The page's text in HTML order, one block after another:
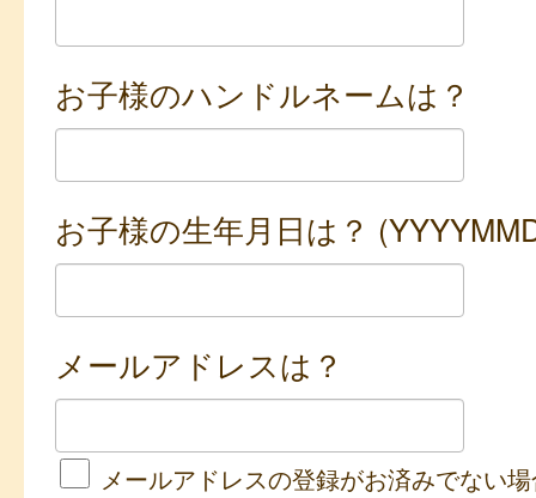
お子様のハンドルネームは？
お子様の生年月日は？
メールアドレスは？
メールアドレスの登録がお済みでない